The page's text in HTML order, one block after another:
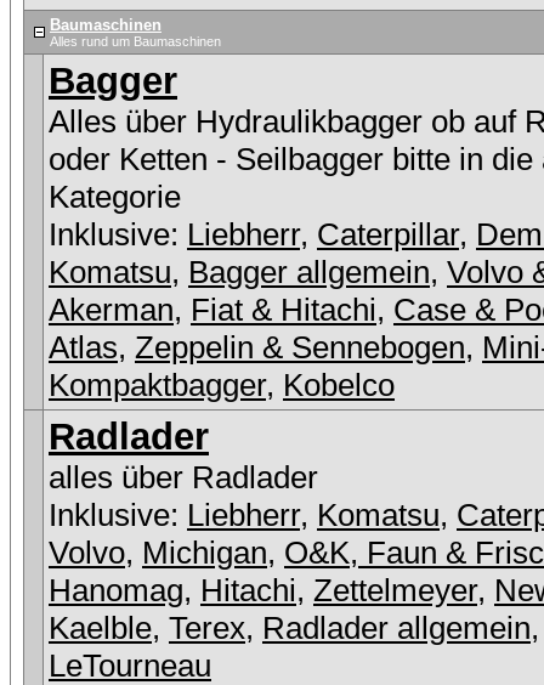
Baumaschinen
Alles rund um Baumaschinen
Bagger
Alles über Hydraulikbagger ob auf
oder Ketten - Seilbagger bitte in die
Kategorie
Inklusive: Liebherr, Caterpillar,
Komatsu, Bagger allgemein, Volvo
Akerman, Fiat & Hitachi, Case &
Atlas, Zeppelin & Sennebogen,
Kompaktbagger, Kobelco
Radlader
alles über Radlader
Inklusive: Liebherr, Komatsu,
Volvo, Michigan, O&K, Faun &
Hanomag, Hitachi, Zettelmeyer,
Kaelble, Terex, Radlader allgemein,
LeTourneau